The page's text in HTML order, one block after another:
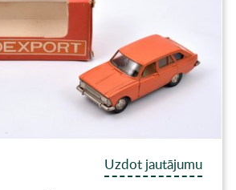
Uzdot jautājumu